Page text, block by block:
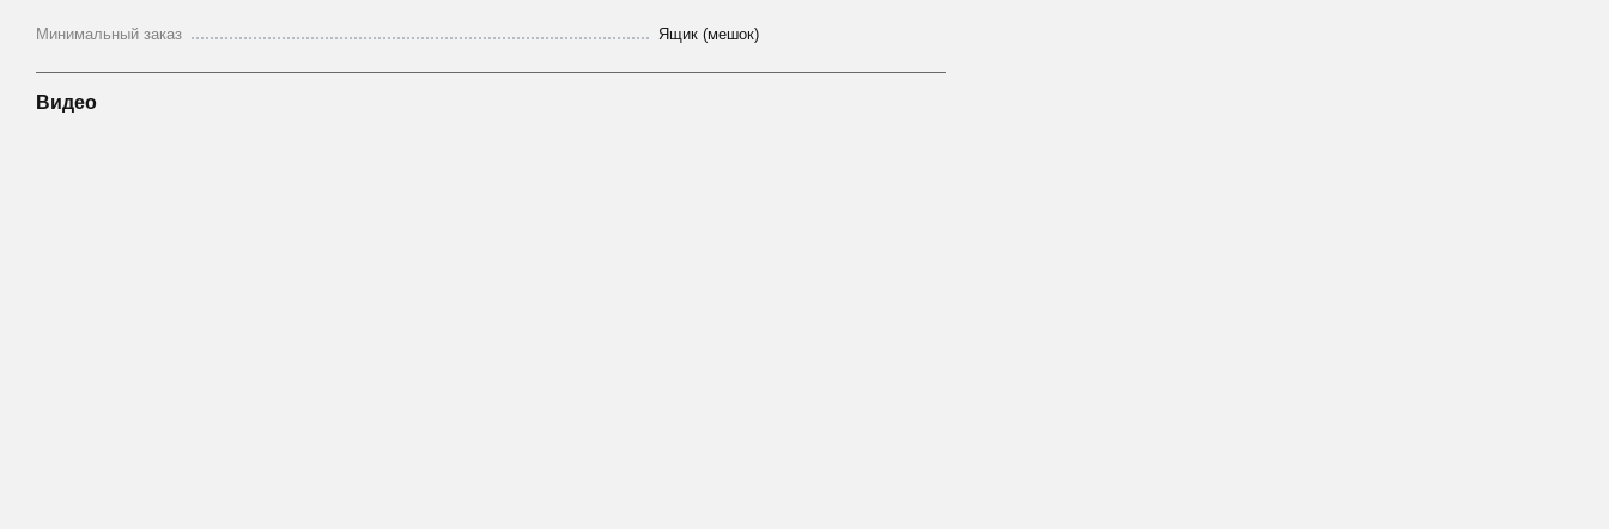
Минимальный заказ Ящик (мешок)
Видео